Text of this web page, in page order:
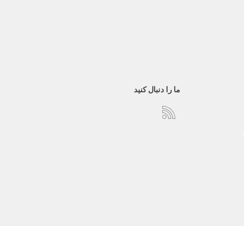
ما را دنبال کنید